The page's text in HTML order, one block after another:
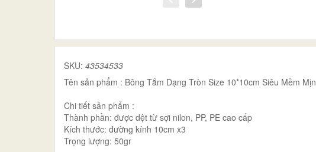
SKU: 43534533
Tên sản phẩm : Bông Tắm Dạng Tròn Size 10*10cm Siêu Mềm Mịn
Chi tiết sản phẩm :
Thành phần: được dệt từ sợi nilon, PP, PE cao cấp
Kích thước: đường kính 10cm x3
Trọng lượng: 50gr